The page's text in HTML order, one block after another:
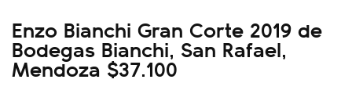
Enzo Bianchi Gran Corte 2019 de
Bodegas Bianchi, San Rafael,
Mendoza $37.100